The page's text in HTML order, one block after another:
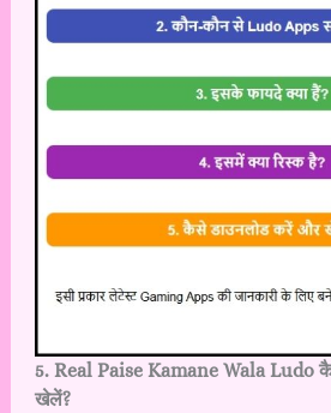
5. Real Paise Kamane Wala Ludo
खेलें?